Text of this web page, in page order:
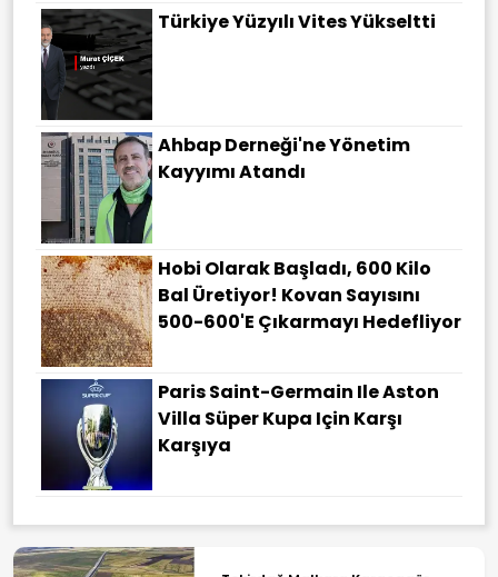
Türkiye Yüzyılı Vites Yükseltti
Ahbap Derneği'ne Yönetim
Kayyımı Atandı
Hobi Olarak Başladı, 600 Kilo
Bal Üretiyor! Kovan Sayısını
500-600'e Çıkarmayı Hedefliyor
Paris Saint-Germain Ile Aston
Villa Süper Kupa Için Karşı
Karşıya